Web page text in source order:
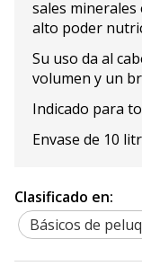
sales
alto poder
Su uso da al
volumen y un
Indicado para
Envase de 10
Clasificado en:
Básicos de